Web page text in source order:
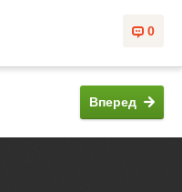
0
Вперед